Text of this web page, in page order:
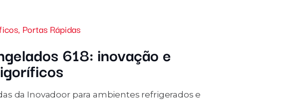
, Portas Rápidas
618: inovação e
da Inovadoor para ambientes refrigerados e